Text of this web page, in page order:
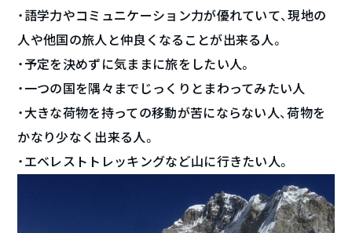
・語学力やコミュニケーション力が優れていて、現地の
人や他国の旅人と仲良くなることが出来る人。
・予定を決めずに気ままに旅をしたい人。
・一つの国を隅々までじっくりとまわってみたい人
・大きな荷物を持っての移動が苦にならない人、荷物を
かなり少なく出来る人。
・エベレストトレッキングなど山に行きたい人。